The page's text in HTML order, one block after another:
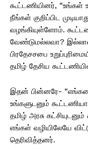
கூட்டணியினர், “உங்கள்
நீங்கள் குறிப்பிட
வழங்கியுள்ளோம்.
வேண்டுமல்லவா?
பிரதேசசபை
தமிழ் தேசிய
இதன் பின்னரே-
உங்களுடனும்
தமிழ் அரசு
எங்கள் வழியிலேயே
தெரிவித்தனர்.